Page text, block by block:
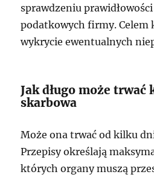
sprawdzeniu
podatkowych firmy. Celem
wykrycie ewentualnych
Jak długo może trwać
skarbowa
Może ona trwać od kilku
Przepisy określają
których organy muszą